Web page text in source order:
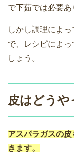
で下茹では必要あ
しかし調理によ
で、レシピによ
しょう。
皮はどうや
アスパラガスの
きます。